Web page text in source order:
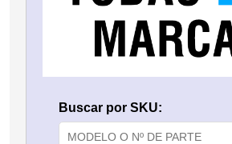
Buscar por SKU: